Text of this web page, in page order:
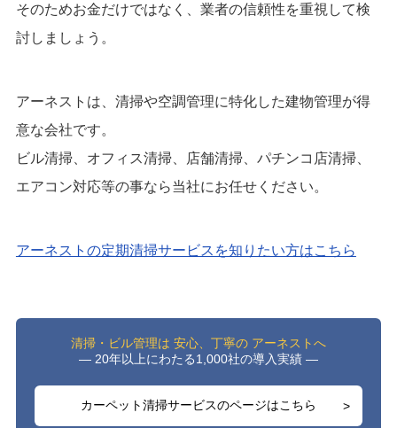
そのためお金だけではなく、業者の信頼性を重視して検
討しましょう。
アーネストは、清掃や空調管理に特化した建物管理が得
意な会社です。
ビル清掃、オフィス清掃、店舗清掃、パチンコ店清掃、
エアコン対応等の事なら当社にお任せください。
アーネストの定期清掃サービスを知りたい方はこちら
清掃・ビル管理は 安心、丁寧の アーネストへ
― 20年以上にわたる1,000社の導入実績 ―
カーペット清掃サービスのページはこちら